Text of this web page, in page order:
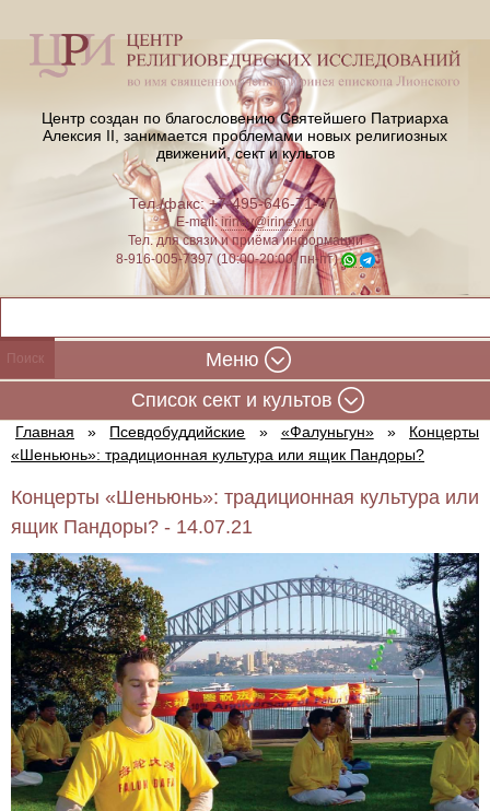
Центр создан по благословению Святейшего Патриарха
Алексия II, занимается проблемами новых религиозных
движений, сект и культов
Тел./факс: +7-495-646-71-47
E-mail:iriney@iriney.ru
Тел. для связи и приёма информации
8-916-005-7397 (10:00-20:00, пн-пт)
Меню
Cписок сект и культов
Главная » Псевдобуддийские » «Фалуньгун» »
Концерты
«Шеньюнь»: традиционная культура или ящик Пандоры?
Концерты «Шеньюнь»: традиционная культура или
ящик Пандоры? - 14.07.21